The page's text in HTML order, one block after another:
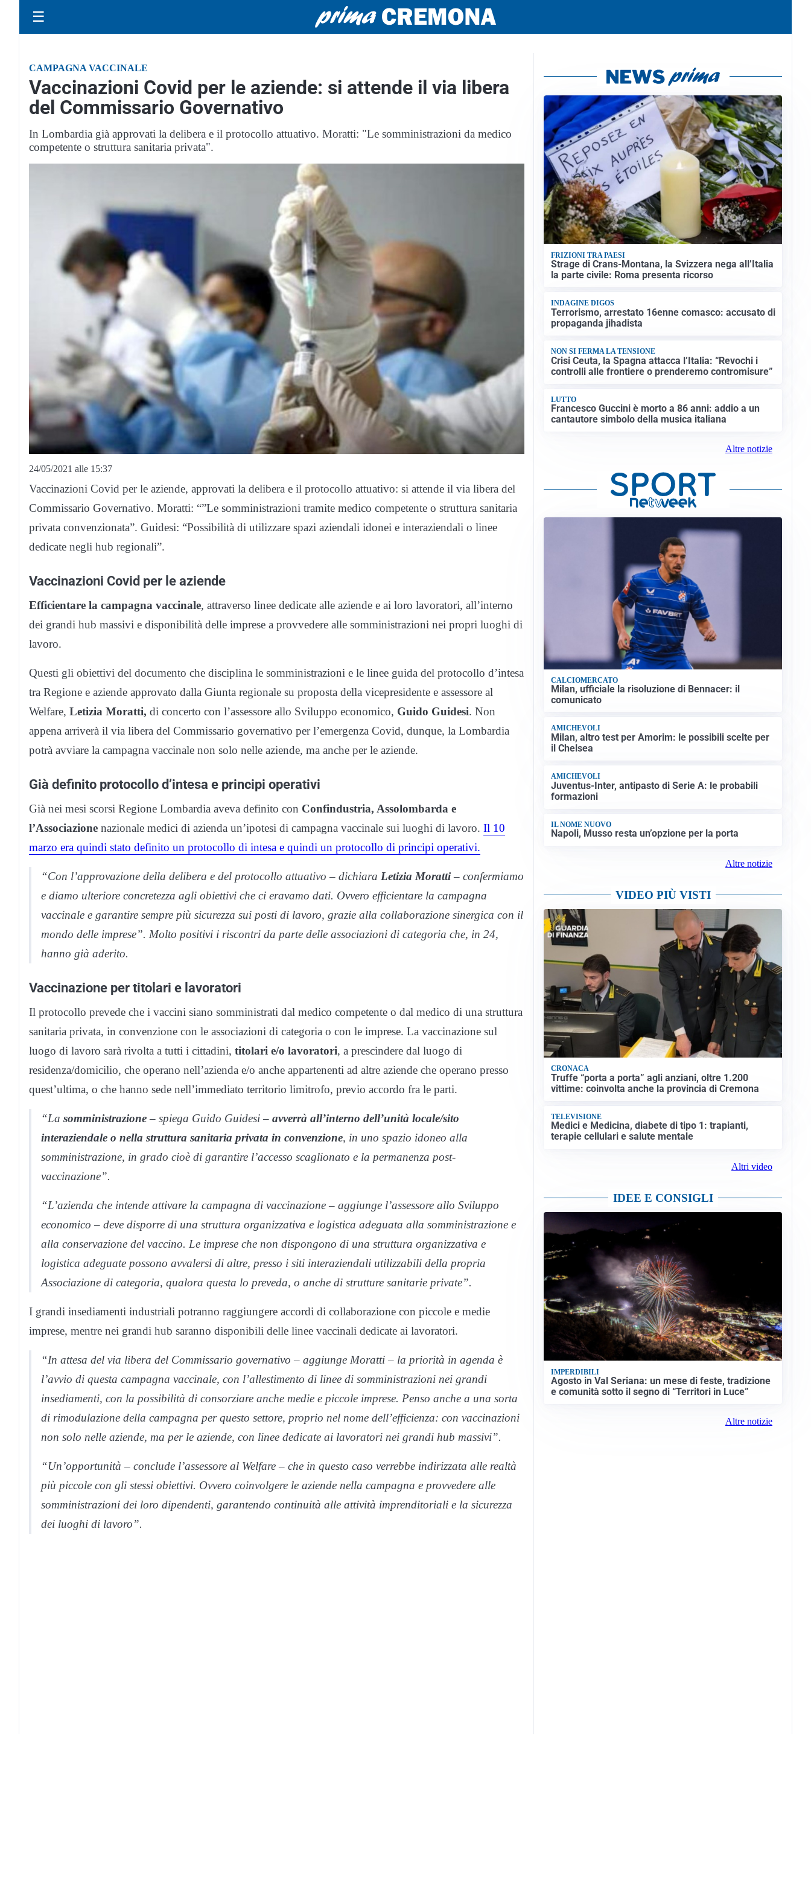
☰
CAMPAGNA VACCINALE
Vaccinazioni Covid per le aziende: si attende il via libera
del Commissario Governativo
In Lombardia già approvati la delibera e il protocollo attuativo. Moratti: "Le somministrazioni da medico
competente o struttura sanitaria privata".
24/05/2021 alle 15:37
Vaccinazioni Covid per le aziende, approvati la delibera e il protocollo attuativo: si attende il via libera del
Commissario Governativo. Moratti: “”Le somministrazioni tramite medico competente o struttura sanitaria
privata convenzionata”. Guidesi: “Possibilità di utilizzare spazi aziendali idonei e interaziendali o linee
dedicate negli hub regionali”.
Vaccinazioni Covid per le aziende
Efficientare la campagna vaccinale, attraverso linee dedicate alle aziende e ai loro lavoratori, all’interno
dei grandi hub massivi e disponibilità delle imprese a provvedere alle somministrazioni nei propri luoghi di
lavoro.
Questi gli obiettivi del documento che disciplina le somministrazioni e le linee guida del protocollo d’intesa
tra Regione e aziende approvato dalla Giunta regionale su proposta della vicepresidente e assessore al
Welfare, Letizia Moratti, di concerto con l’assessore allo Sviluppo economico, Guido Guidesi. Non
appena arriverà il via libera del Commissario governativo per l’emergenza Covid, dunque, la Lombardia
potrà avviare la campagna vaccinale non solo nelle aziende, ma anche per le aziende.
Già definito protocollo d’intesa e principi operativi
Già nei mesi scorsi Regione Lombardia aveva definito con Confindustria, Assolombarda e
l’Associazione nazionale medici di azienda un’ipotesi di campagna vaccinale sui luoghi di lavoro. Il 10
marzo era quindi stato definito un protocollo di intesa e quindi un protocollo di principi operativi.
“Con l’approvazione della delibera e del protocollo attuativo – dichiara Letizia Moratti– confermiamo
e diamo ulteriore concretezza agli obiettivi che ci eravamo dati. Ovvero efficientare la campagna
vaccinale e garantire sempre più sicurezza sui posti di lavoro, grazie alla collaborazione sinergica con il
mondo delle imprese”. Molto positivi i riscontri da parte delle associazioni di categoria che, in 24,
hanno già aderito.
Vaccinazione per titolari e lavoratori
Il protocollo prevede che i vaccini siano somministrati dal medico competente o dal medico di una struttura
sanitaria privata, in convenzione con le associazioni di categoria o con le imprese. La vaccinazione sul
luogo di lavoro sarà rivolta a tutti i cittadini, titolari e/o lavoratori, a prescindere dal luogo di
residenza/domicilio, che operano nell’azienda e/o anche appartenenti ad altre aziende che operano presso
quest’ultima, o che hanno sede nell’immediato territorio limitrofo, previo accordo fra le parti.
“La somministrazione– spiega Guido Guidesi – avverrà all’interno dell’unità locale/sito
interaziendale o nella struttura sanitaria privata in convenzione, in uno spazio idoneo alla
somministrazione, in grado cioè di garantire l’accesso scaglionato e la permanenza post-
vaccinazione”.
“L’azienda che intende attivare la campagna di vaccinazione – aggiunge l’assessore allo Sviluppo
economico – deve disporre di una struttura organizzativa e logistica adeguata alla somministrazione e
alla conservazione del vaccino. Le imprese che non dispongono di una struttura organizzativa e
logistica adeguate possono avvalersi di altre, presso i siti interaziendali utilizzabili della propria
Associazione di categoria, qualora questa lo preveda, o anche di strutture sanitarie private”.
I grandi insediamenti industriali potranno raggiungere accordi di collaborazione con piccole e medie
imprese, mentre nei grandi hub saranno disponibili delle linee vaccinali dedicate ai lavoratori.
“In attesa del via libera del Commissario governativo – aggiunge Moratti – la priorità in agenda è
l’avvio di questa campagna vaccinale, con l’allestimento di linee di somministrazioni nei grandi
insediamenti, con la possibilità di consorziare anche medie e piccole imprese. Penso anche a una sorta
di rimodulazione della campagna per questo settore, proprio nel nome dell’efficienza: con vaccinazioni
non solo nelle aziende, ma per le aziende, con linee dedicate ai lavoratori nei grandi hub massivi”.
“Un’opportunità – conclude l’assessore al Welfare – che in questo caso verrebbe indirizzata alle realtà
più piccole con gli stessi obiettivi. Ovvero coinvolgere le aziende nella campagna e provvedere alle
somministrazioni dei loro dipendenti, garantendo continuità alle attività imprenditoriali e la sicurezza
dei luoghi di lavoro”.
FRIZIONI TRA PAESI
Strage di Crans-Montana, la Svizzera nega all’Italia
la parte civile: Roma presenta ricorso
INDAGINE DIGOS
Terrorismo, arrestato 16enne comasco: accusato di
propaganda jihadista
NON SI FERMA LA TENSIONE
Crisi Ceuta, la Spagna attacca l’Italia: “Revochi i
controlli alle frontiere o prenderemo contromisure”
LUTTO
Francesco Guccini è morto a 86 anni: addio a un
cantautore simbolo della musica italiana
Altre notizie
CALCIOMERCATO
Milan, ufficiale la risoluzione di Bennacer: il
comunicato
AMICHEVOLI
Milan, altro test per Amorim: le possibili scelte per
il Chelsea
AMICHEVOLI
Juventus-Inter, antipasto di Serie A: le probabili
formazioni
IL NOME NUOVO
Napoli, Musso resta un’opzione per la porta
Altre notizie
VIDEO PIÙ VISTI
CRONACA
Truffe “porta a porta” agli anziani, oltre 1.200
vittime: coinvolta anche la provincia di Cremona
TELEVISIONE
Medici e Medicina, diabete di tipo 1: trapianti,
terapie cellulari e salute mentale
Altri video
IDEE E CONSIGLI
IMPERDIBILI
Agosto in Val Seriana: un mese di feste, tradizione
e comunità sotto il segno di “Territori in Luce”
Altre notizie